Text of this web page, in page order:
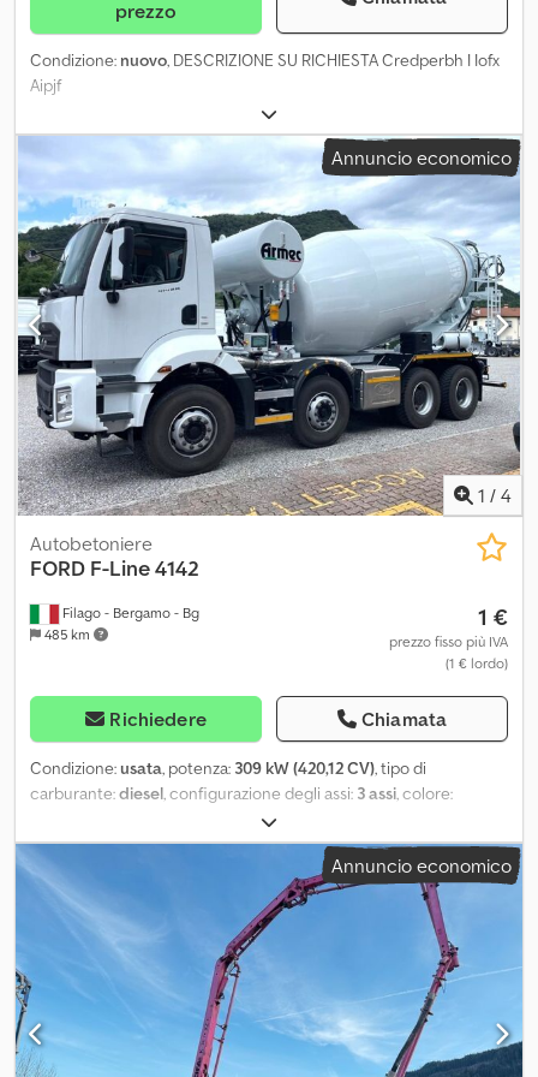
prezzo
Condizione: nuovo, DESCRIZIONE SU RICHIESTA Credperbh I Iofx
Aipjf
Annuncio economico
1 / 4
Filago - Bergamo - Bg
485 km
Autobetoniere
FORD F-Line 4142
1 €
prezzo fisso più IVA
(1 € lordo)
Richiedere Chiamata
Condizione:usata, potenza: 309 kW (420,12 CV), tipo di
carburante:diesel, configurazione degli assi: 3 assi, colore:
automatico
6, Anno di produzione:2026, VEICOLO IN PRONTA CONSEGNA!
TRATTATIVA RISERVATA Offerta valida per contratti ed
immatricolazioni entro il 30/04/2026 salvo approvazione. -
Accettiamo permute di qualsiasi vettura salvo perizia. - Possibilità
di finanziamenti o Leasing per qualsiasi importo in base alle
esigenze del cliente. Siamo ESPERTI in trattative a distanza
offrendoVi la soluzione migliore per poter comprare i nostri
veicoli nonostante abitiate molto lontano dalla Provincia di
Bergamo. Vi invitiamo a verificare la caratteristiche del veicolo
pubblicato. Lodotruck s.r.l. declina ogni responsabilità per
Annuncio economico